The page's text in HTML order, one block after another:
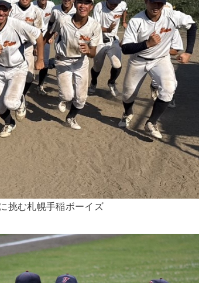
挑む札幌手稲ボーイズ